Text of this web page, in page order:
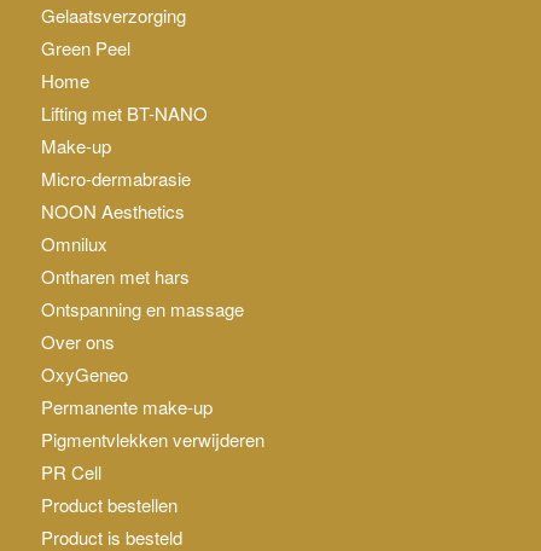
Gelaatsverzorging
Green Peel
Home
Lifting met BT-NANO
Make-up
Micro-dermabrasie
NOON Aesthetics
Omnilux
Ontharen met hars
Ontspanning en massage
Over ons
OxyGeneo
Permanente make-up
Pigmentvlekken verwijderen
PR Cell
Product bestellen
Product is besteld